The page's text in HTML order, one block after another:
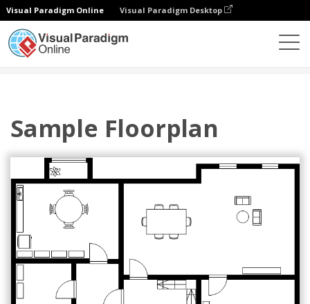
Visual Paradigm Online Visual Paradigm Desktop
Sample Floorplan